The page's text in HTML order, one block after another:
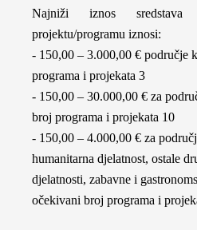
Najniži iznos
projektu/programu iznosi:
- 150,00 – 3.000,00 € područje
programa i projekata 3
- 150,00 – 30.000,00 € za
broj programa i projekata 10
- 150,00 – 4.000,00 € za
humanitarna djelatnost, ostale
djelatnosti, zabavne i
očekivani broj programa i